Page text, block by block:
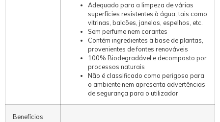
Adequado para a limpeza de várias
superfícies resistentes à água, tais como
vitrinas, balcões, janelas, espelhos, etc.
Sem perfume nem corantes
Contém ingredientes à base de plantas,
provenientes de fontes renováveis
100% Biodegradável e decomposto por
processos naturais
Não é classificado como perigoso para
o ambiente nem apresenta advertências
de segurança para o utilizador
Benefícios